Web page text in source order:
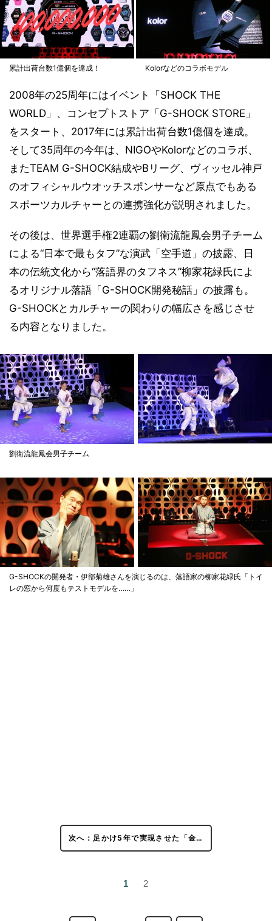
累計出荷台数1億個を達成！ Kolorなどのコラボモデル
2008年の25周年にはイベント「SHOCK THE
WORLD」、コンセプトストア「G-SHOCK STORE」
をスタート、2017年には累計出荷台数1億個を達成。
そして35周年の今年は、NIGOやKolorなどのコラボ、
またTEAM G-SHOCK結成やBリーグ、ヴィッセル神戸
のオフィシャルウオッチスポンサーなど原点でもある
スポーツカルチャーとの連携強化が説明されました。
その後は、世界選手権2連覇の劉衛流龍鳳会男子チーム
による“日本で最もタフ”な演武「空手道」の披露、日
本の伝統文化から“落語界のタフネス”柳家花緑氏によ
るオリジナル落語「G-SHOCK開発秘話」の披露も。
G-SHOCKとカルチャーの関わりの幅広さを感じさせ
る内容となりました。
劉衛流龍鳳会男子チーム
G-SHOCKの開発者・伊部菊雄さんを演じるのは、落語家の柳家花緑氏「トイ
レの窓から何度もテストモデルを……」
次へ：足かけ5年で実現させた「金…
1 2